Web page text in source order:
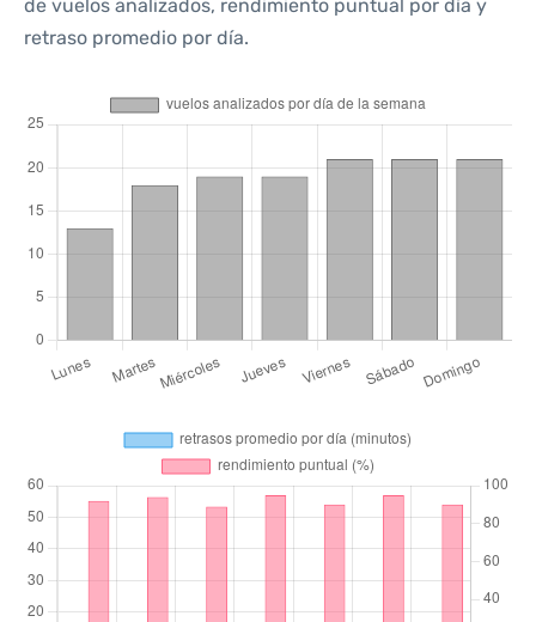
de vuelos analizados, rendimiento puntual por día y
retraso promedio por día.